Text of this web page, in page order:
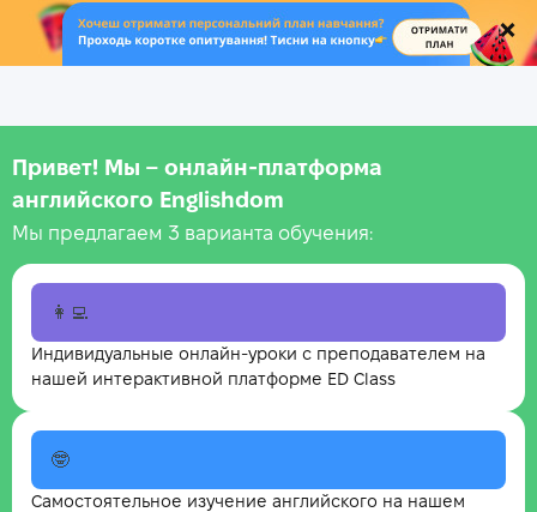
.
Привет! Мы – онлайн‑платформа
английского Englishdom
Мы предлагаем 3 варианта обучения:
👩‍💻
Индивидуальные онлайн-уроки с преподавателем на
нашей интерактивной платформе ED Class
🤓
Самостоятельное изучение английского на нашем